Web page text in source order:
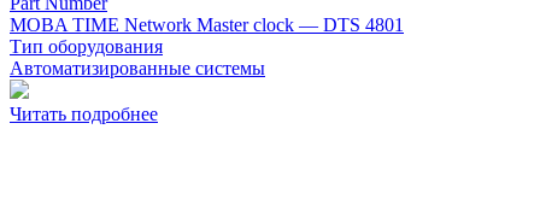
MOBA TIME Network Master clock — DTS 4801
Тип оборудования
Автоматизированные системы
Читать подробнее